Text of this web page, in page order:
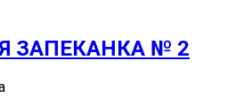
ЗАПЕКАНКА № 2